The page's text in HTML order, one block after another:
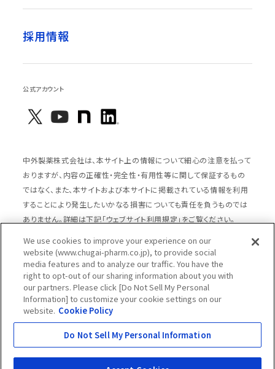
採用情報
公式アカウント
中外製薬株式会社は、本サイト上の情報について細心の注意を払って
おりますが、内容の正確性・完全性・有用性等に関して保証するもの
ではなく、また、本サイトおよび本サイトに掲載されている情報を利用
することにより発生したいかなる損害についても責任を負うものでは
ありません。詳細は下記「ウェブサイト利用規定」をご覧ください。
サイトマップ
ウェブサイト利用規定
個人情報の取扱いのご案内
ソーシャルメディアポリシー
推奨閲覧環境
ウェブアクセシビリティ対応
Copyright © Chugai Pharmaceutical Co., Ltd.All rights reserved.
We use cookies to improve your experience on our
website (www.chugai-pharm.co.jp), to provide social
media features and to analyze our traffic. You have the
right to opt-out of our sharing information about you with
our partners. Please click [Do Not Sell My Personal
Information] to customize your cookie settings on our
website. Cookie Policy
Do Not Sell My Personal Information